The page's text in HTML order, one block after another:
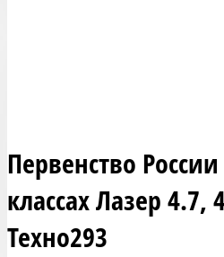
Первенство
классах Лазер 4.7,
Техно293